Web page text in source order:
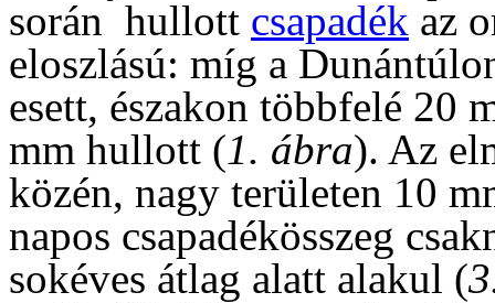
során hullott csapadék az
eloszlású: míg a
esett, északon többfelé 20
mm hullott (1. ábra). Az
közén, nagy területen 10
napos csapadékösszeg
sokéves átlag alatt alakul (